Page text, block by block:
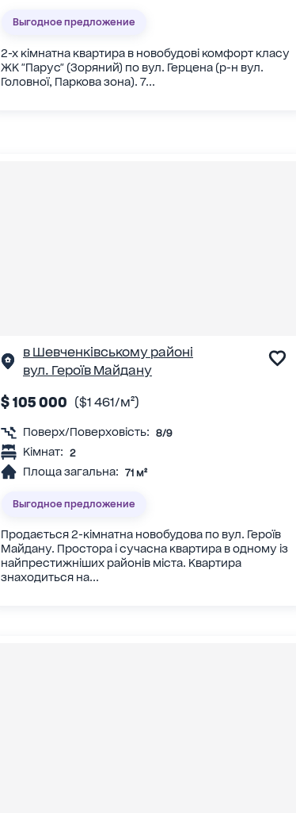
Выгодное предложение
2-х кімнатна квартира в новобудові комфорт класу
ЖК "Парус" (Зоряний) по вул. Герцена (р-н вул.
Головної, Паркова зона). 7...
в Шевченківському районі
вул. Героїв Майдану
$ 105 000 ($1 461/м²)
Поверх/Поверховість: 8/9
Кімнат: 2
Площа загальна: 71 м²
Выгодное предложение
Продається 2-кімнатна новобудова по вул. Героїв
Майдану. Простора і сучасна квартира в одному із
найпрестижніших районів міста. Квартира
знаходиться на...